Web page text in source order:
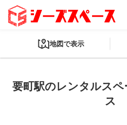
会員登録 スペースを
地図で表示
要町駅のレンタルス
ス